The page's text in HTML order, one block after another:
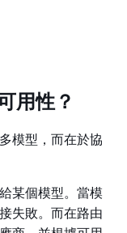
用性？
模型，而在於協
某個模型。當模
失敗。而在路由